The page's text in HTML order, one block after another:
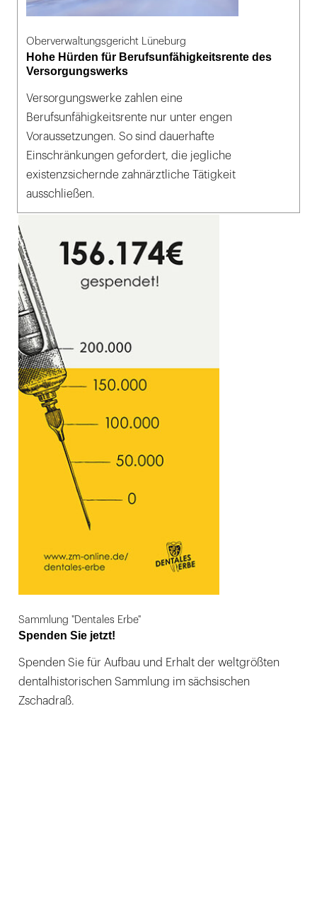
Oberverwaltungsgericht Lüneburg
Hohe Hürden für Berufsunfähigkeitsrente des
Versorgungswerks
Versorgungswerke zahlen eine
Berufsunfähigkeitsrente nur unter engen
Voraussetzungen. So sind dauerhafte
Einschränkungen gefordert, die jegliche
existenzsichernde zahnärztliche Tätigkeit
ausschließen.
Sammlung "Dentales Erbe"
Spenden Sie jetzt!
Spenden Sie für Aufbau und Erhalt der weltgrößten
dentalhistorischen Sammlung im sächsischen
Zschadraß.